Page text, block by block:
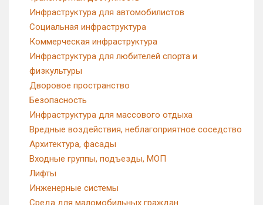
Инфраструктура для автомобилистов
Социальная инфраструктура
Коммерческая инфраструктура
Инфраструктура для любителей спорта и
физкультуры
Дворовое пространство
Безопасность
Инфраструктура для массового отдыха
Вредные воздействия, неблагоприятное соседство
Архитектура, фасады
Входные группы, подъезды, МОП
Лифты
Инженерные системы
Среда для маломобильных граждан